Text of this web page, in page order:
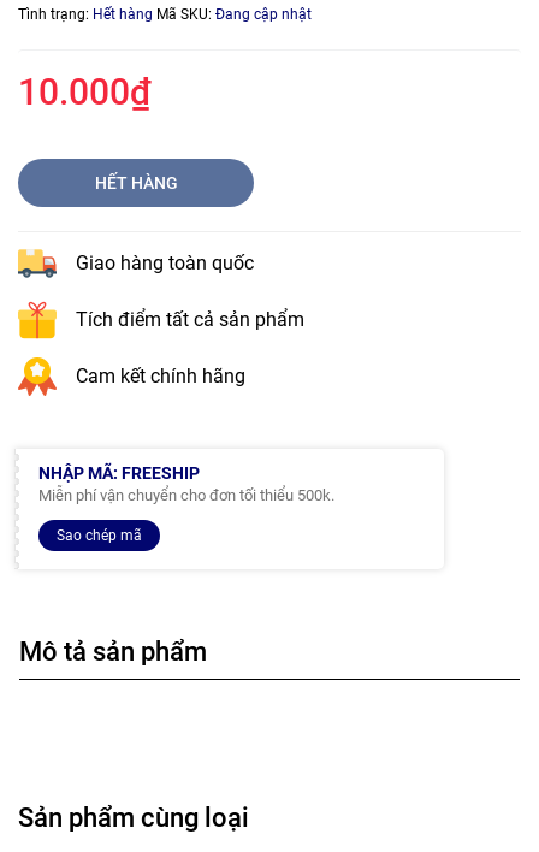
Tình trạng: Hết hàng Mã SKU: Đang cập nhật
10.000₫
HẾT HÀNG
Giao hàng toàn quốc
Tích điểm tất cả sản phẩm
Cam kết chính hãng
NHẬP MÃ: FREESHIP
Miễn phí vận chuyển cho đơn tối thiểu 500k.
Sao chép mã
Mô tả sản phẩm
Sản phẩm cùng loại